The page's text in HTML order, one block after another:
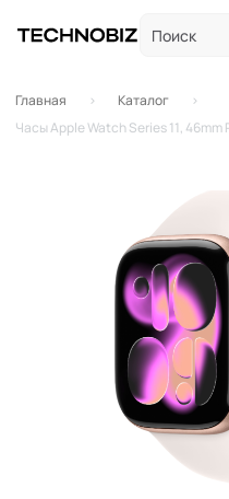
Главная
Каталог